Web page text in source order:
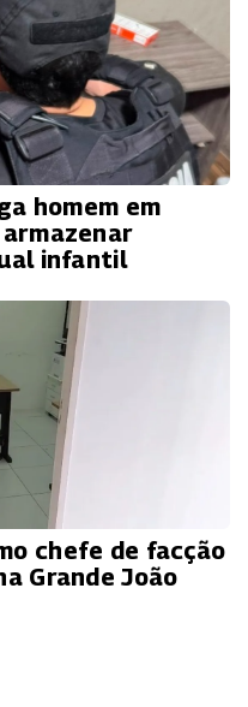
homem em
infantil
chefe de facção
Grande João